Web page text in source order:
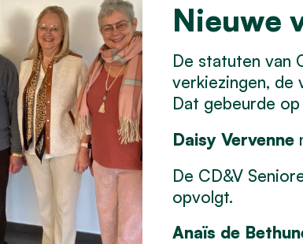
Nieuwe
De statuten van
verkiezingen, de
Dat gebeurde
Daisy Vervenne
De CD&V
opvolgt.
Anaïs de